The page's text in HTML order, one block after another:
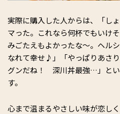
実際に購入した人からは、「し
マった。これなら何杯でもいけ
みごたえもよかったな～。ヘル
なれて幸せ♪」「やっぱりあさ
グンだね！ 深川丼最強…」とい
す。
心まで温まるやさしい味が恋し